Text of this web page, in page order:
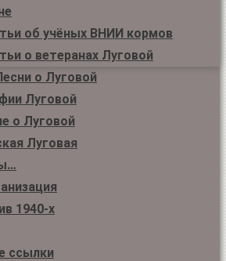
об учёных ВНИИ кормов
о ветеранах Луговой
о Луговой
Луговой
о Луговой
Луговая
1940-х
ссылки